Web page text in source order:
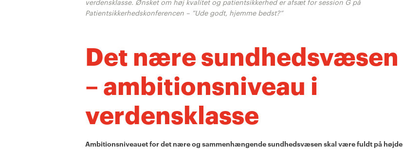
verdensklasse. Ønsket om høj kvalitet og patientsikkerhed er afsæt for session G på
Patientsikkerhedskonferencen – ”Ude godt, hjemme bedst?”
Det nære sundhedsvæsen
– ambitionsniveau i
verdensklasse
Ambitionsniveauet for det nære og sammenhængende sundhedsvæsen skal være fuldt på højde